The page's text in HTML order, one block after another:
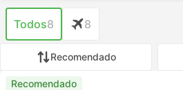
Todos8 8
Recomendado
Recomendado